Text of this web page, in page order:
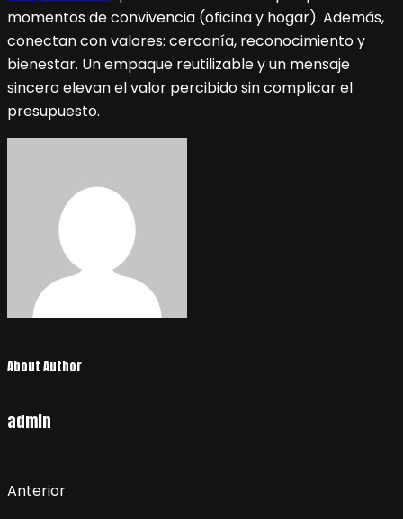
momentos de convivencia (oficina y hogar). Además,
conectan con valores: cercanía, reconocimiento y
bienestar. Un empaque reutilizable y un mensaje
sincero elevan el valor percibido sin complicar el
presupuesto.
About Author
admin
Anterior